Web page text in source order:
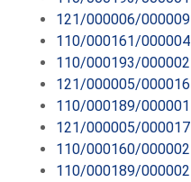
121/000006/000009
110/000161/000004
110/000193/000002
121/000005/000016
110/000189/000001
121/000005/000017
110/000160/000002
110/000189/000002